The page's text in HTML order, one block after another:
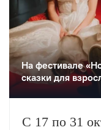
На фестивале
сказки для
С 17 по 31